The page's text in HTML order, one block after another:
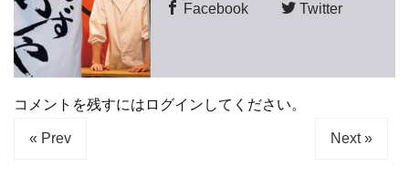
Facebook Twitter
コメントを残すにはログインしてください。
« Prev Next »